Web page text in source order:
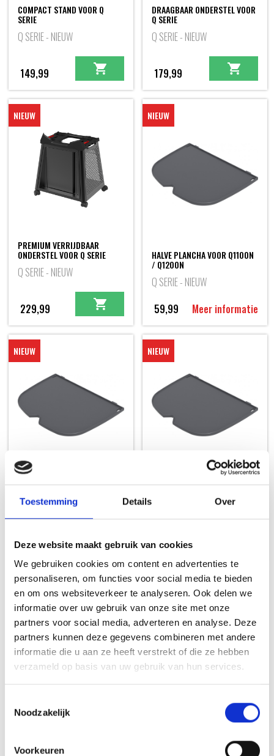
Toestemming Details Over
Deze website maakt gebruik van cookies
We gebruiken cookies om content en advertenties te
personaliseren, om functies voor social media te bieden
en om ons websiteverkeer te analyseren. Ook delen we
informatie over uw gebruik van onze site met onze
partners voor social media, adverteren en analyse. Deze
partners kunnen deze gegevens combineren met andere
informatie die u aan ze heeft verstrekt of die ze hebben
verzameld op basis van uw gebruik van hun services.
Noodzakelijk
Voorkeuren
COMPACT STAND VOOR Q
SERIE
Q SERIE - NIEUW
149,99
DRAAGBAAR ONDERSTEL VOOR
Q SERIE
Q SERIE - NIEUW
179,99
NIEUW
PREMIUM VERRIJDBAAR
ONDERSTEL VOOR Q SERIE
Q SERIE - NIEUW
229,99
NIEUW
HALVE PLANCHA VOOR Q1100N
/ Q1200N
Q SERIE - NIEUW
59,99
Meer informatie
NIEUW
Q SERIE - NIEUW
79,99
NIEUW
Q SERIE - NIEUW
89,99
NIEUW
VOLLEDIGE PLANCHA VOOR
Q SERIE - NIEUW
NIEUW
VOLLEDIGE PLANCHA VOOR
Q2100N / Q2200N / Q2800N+